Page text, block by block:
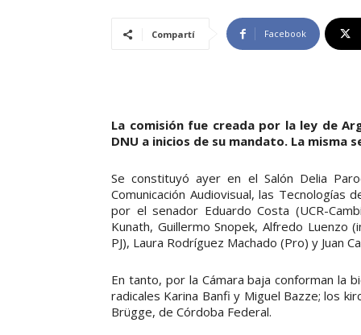
Compartí Facebook
La comisión fue creada por la ley de
DNU a inicios de su mandato. La misma
Se constituyó ayer en el Salón Delia
Comunicación Audiovisual, las Tecnologías
por el senador Eduardo Costa (UCR-
Kunath, Guillermo Snopek, Alfredo Luenzo
PJ), Laura Rodríguez Machado (Pro) y Juan
En tanto, por la Cámara baja conforman la
radicales Karina Banfi y Miguel Bazze; los
Brügge, de Córdoba Federal.